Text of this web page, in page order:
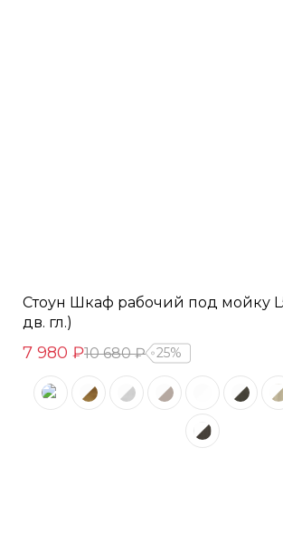
Стоун Шкаф рабочий под мойку
дв. гл.)
7 980 ₽10 680 ₽ 25%